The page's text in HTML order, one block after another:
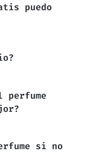
puedo
perfume
si no